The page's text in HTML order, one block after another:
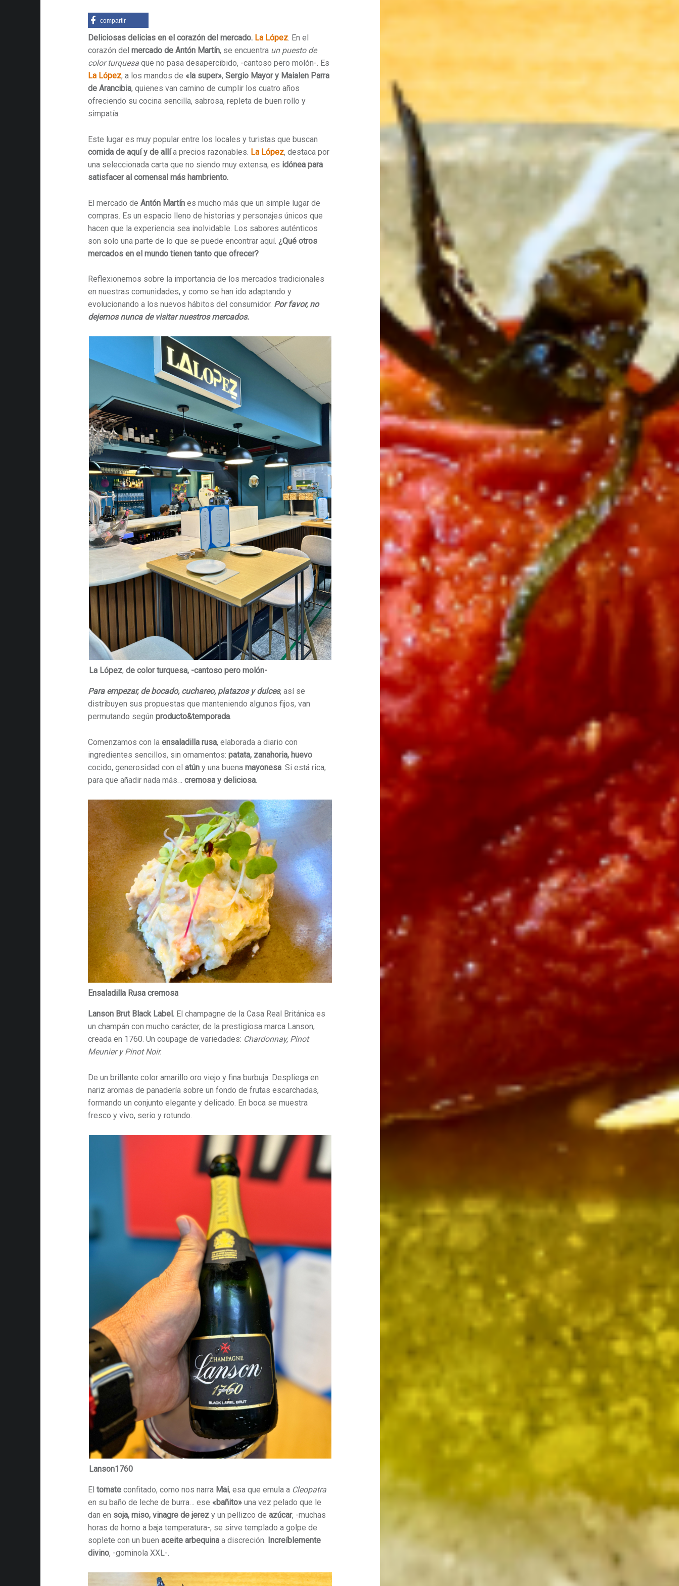
compartir
Deliciosas delicias en el corazón del mercado. La López . En el
corazón delmercado de Antón Martín, se encuentra un puesto de
color turquesa que no pasa desapercibido, -cantoso pero molón-. Es
La López, a los mandos de«la super»,Sergio Mayor y Maialen Parra
de Arancibia, quienes van camino de cumplir los cuatro años
ofreciendo su cocina sencilla, sabrosa, repleta de buen rollo y
simpatía.
Este lugar es muy popular entre los locales y turistas que buscan
comida de aquí y de allía precios razonables. La López, destaca por
una seleccionada carta que no siendo muy extensa, es idónea para
satisfacer al comensal más hambriento.
El mercado deAntón Martín es mucho más que un simple lugar de
compras. Es un espacio lleno de historias y personajes únicos que
hacen que la experiencia sea inolvidable. Los sabores auténticos
son solo una parte de lo que se puede encontrar aquí. ¿Qué otros
mercados en el mundo tienen tanto que ofrecer?
Reflexionemos sobre la importancia de los mercados tradicionales
en nuestras comunidades, y como se han ido adaptando y
evolucionando a los nuevos hábitos del consumidor. Por favor, no
dejemos nunca de visitar nuestros mercados.
La López, de color turquesa, -cantoso pero molón-
Para empezar, de bocado, cuchareo, platazos y dulces, así se
distribuyen sus propuestas que manteniendo algunos fijos, van
permutando segúnproducto&temporada.
Comenzamos con laensaladilla rusa, elaborada a diario con
ingredientes sencillos, sin ornamentos:patata, zanahoria, huevo
cocido, generosidad con elatún y una buenamayonesa. Si está rica,
para que añadir nada más…cremosa y deliciosa.
Ensaladilla Rusa cremosa
Lanson Brut Black Label. El champagne de la Casa Real Británica es
un champán con mucho carácter, de la prestigiosa marca Lanson,
creada en 1760. Un coupage de variedades: Chardonnay, Pinot
Meunier y Pinot Noir.
De un brillante color amarillo oro viejo y fina burbuja. Despliega en
nariz aromas de panadería sobre un fondo de frutas escarchadas,
formando un conjunto elegante y delicado. En boca se muestra
fresco y vivo, serio y rotundo.
Lanson1760
Eltomate confitado, como nos narra Mai, esa que emula a Cleopatra
en su baño de leche de burra… ese«bañito» una vez pelado que le
dan en soja, miso, vinagre de jerez y un pellizco deazúcar, -muchas
horas de horno a baja temperatura-, se sirve templado a golpe de
soplete con un buenaceite arbequina a discreción. Increíblemente
divino, -gominola XXL-.